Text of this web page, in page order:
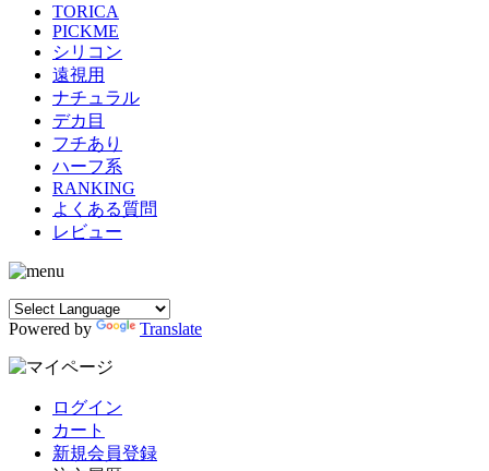
TORICA
PICKME
シリコン
遠視用
ナチュラル
デカ目
フチあり
ハーフ系
RANKING
よくある質問
レビュー
Powered by Translate
ログイン
カート
新規会員登録